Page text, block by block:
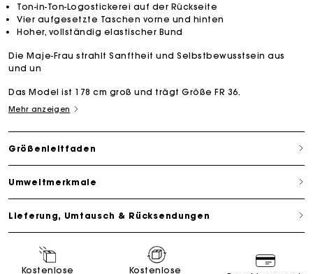
Ton-in-Ton-Logostickerei auf der Rückseite
Vier aufgesetzte Taschen vorne und hinten
Hoher, vollständig elastischer Bund
Die Maje-Frau strahlt Sanftheit und Selbstbewusstsein aus
und un
Das Model ist 178 cm groß und trägt Größe FR 36.
Mehr anzeigen
Größenleitfaden
Umweltmerkmale
Lieferung, Umtausch & Rücksendungen
Kostenlose
Kostenlose